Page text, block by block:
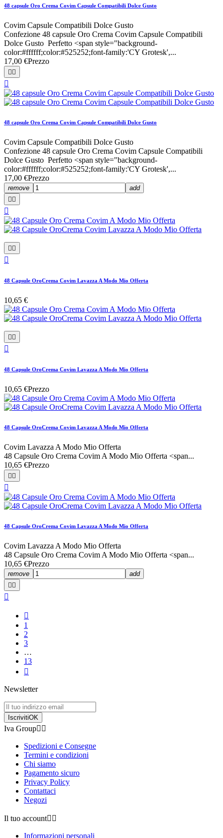
48 capsule Oro Crema Covim Capsule Compatibili Dolce Gusto
Covim Capsule Compatibili Dolce Gusto
Confezione 48 capsule Oro Crema Covim Capsule Compatibili
Dolce Gusto Perfetto <span style="background-
color:#ffffff;color:#525252;font-family:'CY Grotesk',...
17,00 €Prezzo
 

48 capsule Oro Crema Covim Capsule Compatibili Dolce Gusto
Covim Capsule Compatibili Dolce Gusto
Confezione 48 capsule Oro Crema Covim Capsule Compatibili
Dolce Gusto Perfetto <span style="background-
color:#ffffff;color:#525252;font-family:'CY Grotesk',...
17,00 €Prezzo
remove
add
 

 

48 Capsule OroCrema Covim Lavazza A Modo Mio Offerta
10,65 €
 

48 Capsule OroCrema Covim Lavazza A Modo Mio Offerta
10,65 €Prezzo
48 Capsule OroCrema Covim Lavazza A Modo Mio Offerta
Covim Lavazza A Modo Mio Offerta
48 Capsule Oro Crema Covim A Modo Mio Offerta <span...
10,65 €Prezzo
 

48 Capsule OroCrema Covim Lavazza A Modo Mio Offerta
Covim Lavazza A Modo Mio Offerta
48 Capsule Oro Crema Covim A Modo Mio Offerta <span...
10,65 €Prezzo
remove
add
 


1
2
3
…
13

Newsletter
IscrivitiOK
Iva Group 
Spedizioni e Consegne
Termini e condizioni
Chi siamo
Pagamento sicuro
Privacy Policy
Contattaci
Negozi
Il tuo account 
Informazioni personali